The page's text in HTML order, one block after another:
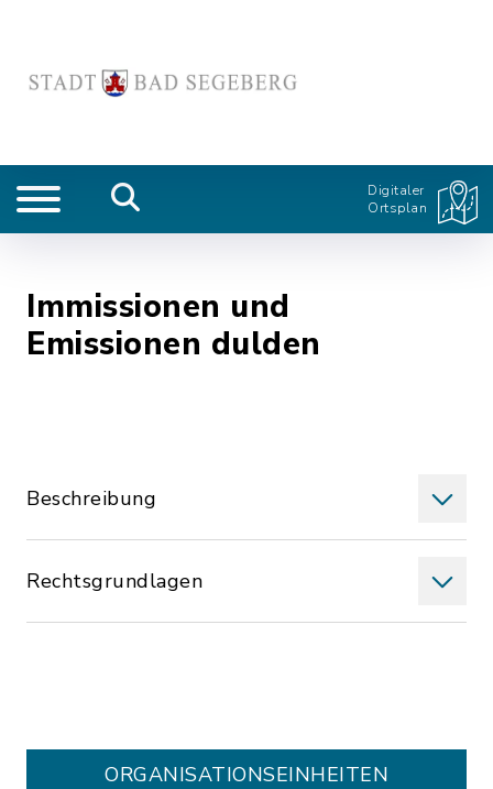
Digitaler
Ortsplan
Immissionen und
Emissionen dulden
Beschreibung
Rechtsgrundlagen
ORGANISATIONS­EINHEITEN